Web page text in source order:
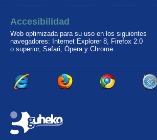
Accesibilidad
Web optimizada para su uso en los siguientes
navegadores: Internet Explorer 8, Firefox 2.0
o superior, Safari, Ópera y Chrome.